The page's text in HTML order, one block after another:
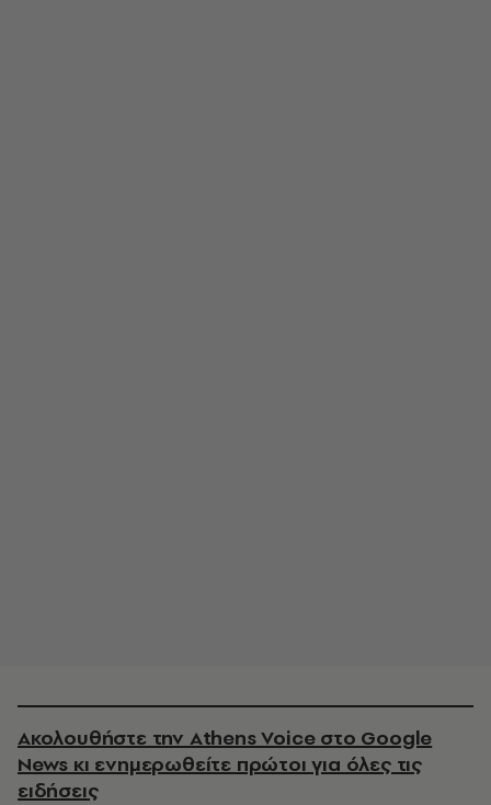
Ακολουθήστε την Athens Voice στο Google
News κι ενημερωθείτε πρώτοι για όλες τις
ειδήσεις